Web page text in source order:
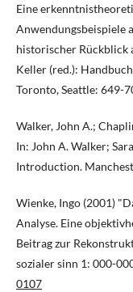
Eine
Anwendungsbeispiele
historischer Rückblick
Keller (red.):
Toronto, Seattle: 649-
Walker, John A.;
In: John A. Walker;
Introduction.
Wienke, Ingo (2001)
Analyse. Eine
Beitrag zur
sozialer sinn 1: 000-
0107